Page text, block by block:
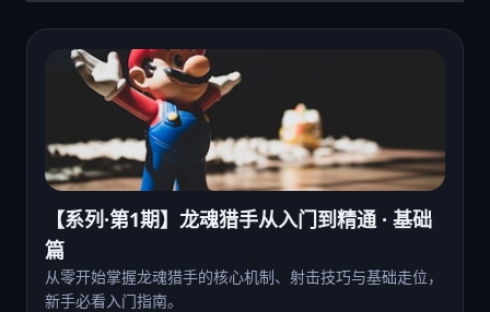
【系列·第1期】龙魂猎手从入门到精通 · 基础
篇
从零开始掌握龙魂猎手的核心机制、射击技巧与基础走位，
新手必看入门指南。